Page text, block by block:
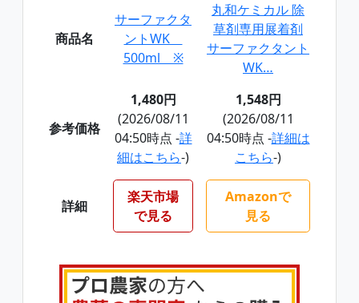
商品名
サーファクタ
ントWK
500ml ※
丸和ケミカル 除
草剤専用展着剤
サーファクタント
WK…
参考価格
1,480円
(2026/08/11
04:50時点 -詳
細はこちら-)
1,548円
(2026/08/11
04:50時点 -詳細は
こちら-)
詳細
楽天市場
で見る
Amazonで
見る